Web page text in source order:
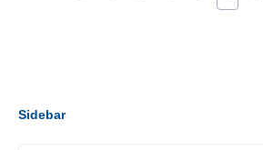
Sidebar